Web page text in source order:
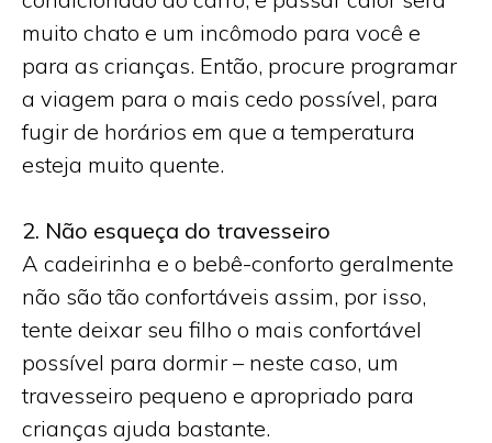
muito chato e um incômodo para você e
para as crianças. Então, procure programar
a viagem para o mais cedo possível, para
fugir de horários em que a temperatura
esteja muito quente.
2. Não esqueça do travesseiro
A cadeirinha e o bebê-conforto geralmente
não são tão confortáveis assim, por isso,
tente deixar seu filho o mais confortável
possível para dormir – neste caso, um
travesseiro pequeno e apropriado para
crianças ajuda bastante.